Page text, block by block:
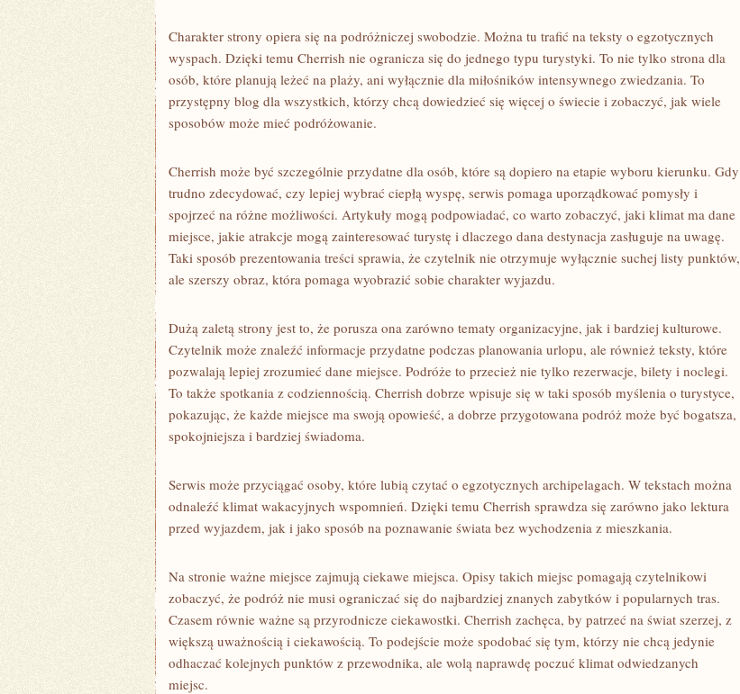
Charakter strony opiera się na podróżniczej swobodzie. Można tu trafić na teksty o egzotycznych
wyspach. Dzięki temu Cherrish nie ogranicza się do jednego typu turystyki. To nie tylko strona dla
osób, które planują leżeć na plaży, ani wyłącznie dla miłośników intensywnego zwiedzania. To
przystępny blog dla wszystkich, którzy chcą dowiedzieć się więcej o świecie i zobaczyć, jak wiele
sposobów może mieć podróżowanie.
Cherrish może być szczególnie przydatne dla osób, które są dopiero na etapie wyboru kierunku. Gdy
trudno zdecydować, czy lepiej wybrać ciepłą wyspę, serwis pomaga uporządkować pomysły i
spojrzeć na różne możliwości. Artykuły mogą podpowiadać, co warto zobaczyć, jaki klimat ma dane
miejsce, jakie atrakcje mogą zainteresować turystę i dlaczego dana destynacja zasługuje na uwagę.
Taki sposób prezentowania treści sprawia, że czytelnik nie otrzymuje wyłącznie suchej listy punktów,
ale szerszy obraz, która pomaga wyobrazić sobie charakter wyjazdu.
Dużą zaletą strony jest to, że porusza ona zarówno tematy organizacyjne, jak i bardziej kulturowe.
Czytelnik może znaleźć informacje przydatne podczas planowania urlopu, ale również teksty, które
pozwalają lepiej zrozumieć dane miejsce. Podróże to przecież nie tylko rezerwacje, bilety i noclegi.
To także spotkania z codziennością. Cherrish dobrze wpisuje się w taki sposób myślenia o turystyce,
pokazując, że każde miejsce ma swoją opowieść, a dobrze przygotowana podróż może być bogatsza,
spokojniejsza i bardziej świadoma.
Serwis może przyciągać osoby, które lubią czytać o egzotycznych archipelagach. W tekstach można
odnaleźć klimat wakacyjnych wspomnień. Dzięki temu Cherrish sprawdza się zarówno jako lektura
przed wyjazdem, jak i jako sposób na poznawanie świata bez wychodzenia z mieszkania.
Na stronie ważne miejsce zajmują ciekawe miejsca. Opisy takich miejsc pomagają czytelnikowi
zobaczyć, że podróż nie musi ograniczać się do najbardziej znanych zabytków i popularnych tras.
Czasem równie ważne są przyrodnicze ciekawostki. Cherrish zachęca, by patrzeć na świat szerzej, z
większą uważnością i ciekawością. To podejście może spodobać się tym, którzy nie chcą jedynie
odhaczać kolejnych punktów z przewodnika, ale wolą naprawdę poczuć klimat odwiedzanych
miejsc.